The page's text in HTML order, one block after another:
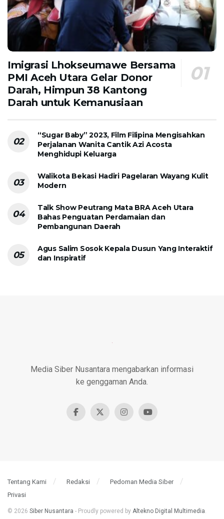
Imigrasi Lhokseumawe Bersama
PMI Aceh Utara Gelar Donor
Darah, Himpun 38 Kantong
Darah untuk Kemanusiaan
“Sugar Baby” 2023, Film Filipina Mengisahkan
Perjalanan Wanita Cantik Azi Acosta
Menghidupi Keluarga
Walikota Bekasi Hadiri Pagelaran Wayang Kulit
Modern
Talk Show Peutrang Mata BRA Aceh Utara
Bahas Penguatan Perdamaian dan
Pembangunan Daerah
Agus Salim Sosok Kepala Dusun Yang Interaktif
dan Inspiratif
Media Siber Nusantara mengabarkan informasi
ke genggaman Anda.
Tentang Kami Redaksi
Pedoman Media Siber
Privasi
© 2026 Siber Nusantara - Proudly powered by Altekno Digital Multimedia.